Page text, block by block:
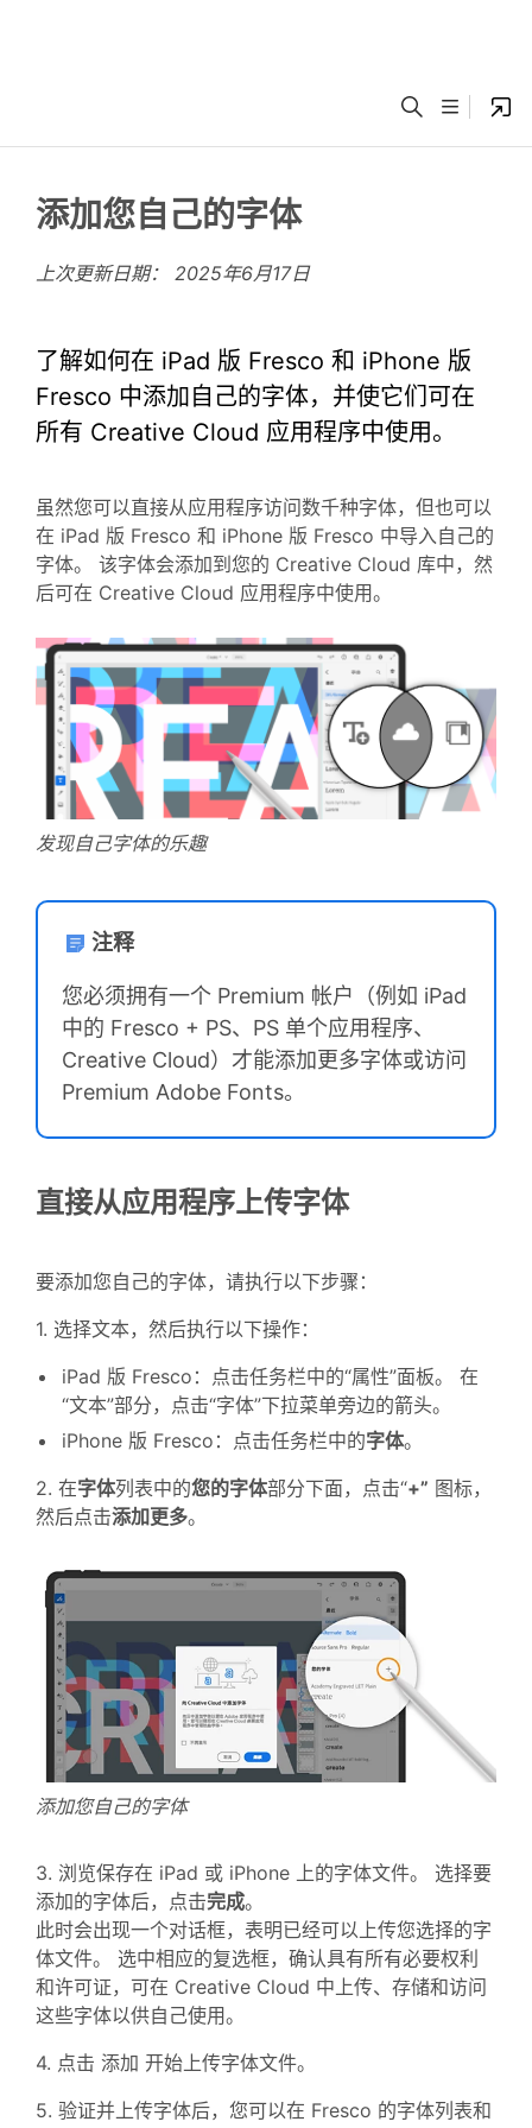
添加您自己的字体
上次更新日期： 2025年6月17日
了解如何在 iPad 版 Fresco 和 iPhone 版
Fresco 中添加自己的字体，并使它们可在
所有 Creative Cloud 应用程序中使用。
虽然您可以直接从应用程序访问数千种字体，但也可以
在 iPad 版 Fresco 和 iPhone 版 Fresco 中导入自己的
字体。 该字体会添加到您的 Creative Cloud 库中，然
后可在 Creative Cloud 应用程序中使用。
发现自己字体的乐趣
注释
您必须拥有一个 Premium 帐户（例如 iPad
中的 Fresco + PS、PS 单个应用程序、
Creative Cloud）才能添加更多字体或访问
Premium Adobe Fonts。
直接从应用程序上传字体
要添加您自己的字体，请执行以下步骤：
1. 选择文本，然后执行以下操作：
iPad 版 Fresco：点击任务栏中的“属性”面板。 在
“文本”部分，点击“字体”下拉菜单旁边的箭头。
iPhone 版 Fresco： 点击任务栏中的字体。
2. 在字体列表中的您的字体部分下面，点击“+” 图标，
然后点击添加更多。
添加您自己的字体
3. 浏览保存在 iPad 或 iPhone 上的字体文件。 选择要
添加的字体后，点击完成。
此时会出现一个对话框，表明已经可以上传您选择的字
体文件。 选中相应的复选框，确认具有所有必要权利
和许可证，可在 Creative Cloud 中上传、存储和访问
这些字体以供自己使用。
4. 点击 添加 开始上传字体文件。
5. 验证并上传字体后，您可以在 Fresco 的字体列表和